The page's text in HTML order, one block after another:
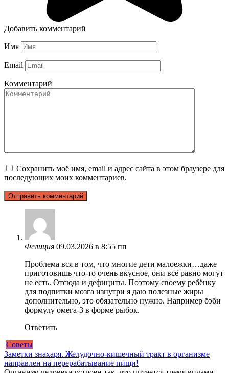
Добавить комментарий
Имя
Email
Комментарий
Сохранить моё имя, email и адрес сайта в этом браузере для
последующих моих комментариев.
Фелиция 09.03.2026 в 8:55 пп
Проблема вся в том, что многие дети малоежки…даже
приготовишь что-то очень вкусное, они всё равно могут
не есть. Отсюда и дефициты. Поэтому своему ребёнку
для подпитки мозга изнутри я даю полезные жиры
дополнительно, это обязательно нужно. Например бэби
формулу омега-3 в форме рыбок.
Ответить
Советы
Заметки знахаря. Желудочно-кишечный тракт в организме
направлен на перерабатывание пищи!